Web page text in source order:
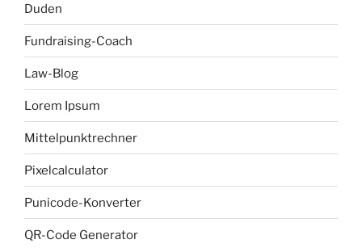
Duden
Fundraising-Coach
Law-Blog
Lorem Ipsum
Mittelpunktrechner
Pixelcalculator
Punicode-Konverter
QR-Code Generator